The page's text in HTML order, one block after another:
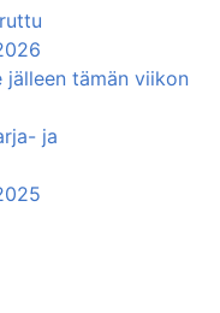
jälleen tämän viikon
ja